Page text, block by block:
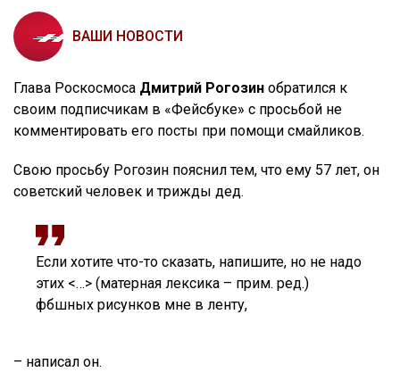
ВАШИ НОВОСТИ
Глава Роскосмоса Дмитрий Рогозин обратился к
своим подписчикам в «Фейсбуке» с просьбой не
комментировать его посты при помощи смайликов.
Свою просьбу Рогозин пояснил тем, что ему 57 лет, он
советский человек и трижды дед.
Если хотите что-то сказать, напишите, но не надо
этих <…> (матерная лексика – прим. ред.)
фбшных рисунков мне в ленту,
– написал он.